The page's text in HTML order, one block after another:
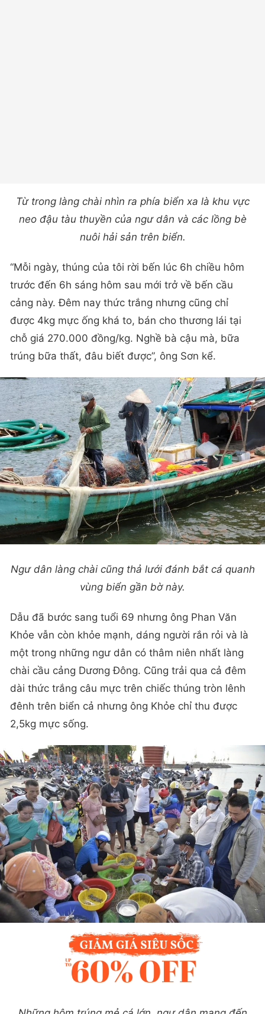
Từ trong làng chài nhìn ra phía biển xa là khu vực
neo đậu tàu thuyền của ngư dân và các lồng bè
nuôi hải sản trên biển.
“Mỗi ngày, thúng của tôi rời bến lúc 6h chiều hôm
trước đến 6h sáng hôm sau mới trở về bến cầu
cảng này. Đêm nay thức trắng nhưng cũng chỉ
được 4kg mực ống khá to, bán cho thương lái tại
chỗ giá 270.000 đồng/kg. Nghề bà cậu mà, bữa
trúng bữa thất, đâu biết được”, ông Sơn kể.
Ngư dân làng chài cũng thả lưới đánh bắt cá quanh
vùng biển gần bờ này.
Dẫu đã bước sang tuổi 69 nhưng ông Phan Văn
Khỏe vẫn còn khỏe mạnh, dáng người rắn rỏi và là
một trong những ngư dân có thâm niên nhất làng
chài cầu cảng Dương Đông. Cũng trải qua cả đêm
dài thức trắng câu mực trên chiếc thúng tròn lênh
đênh trên biển cả nhưng ông Khỏe chỉ thu được
2,5kg mực sống.